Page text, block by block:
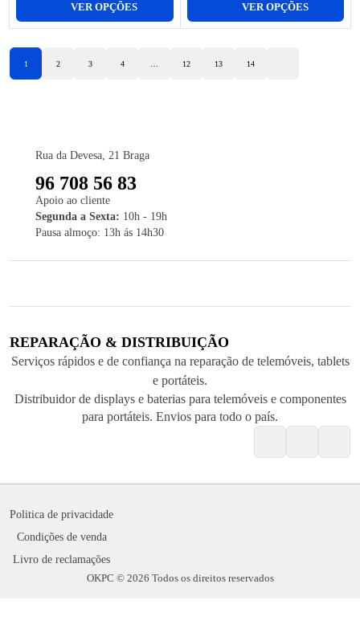
VER OPÇÕES VER OPÇÕES
1 2 3 4 12 13 14
Rua da Devesa, 21 Braga
96 708 56 83
Apoio ao cliente
Segunda a Sexta: 10h - 19h
Pausa almoço: 13h ás 14h30
REPARAÇÃO & DISTRIBUIÇÃO
Serviços rápidos e de confiança na reparação de telemóveis, tablets
e portáteis.
Distribuidor de displays e baterias para telemóveis e componentes
para portáteis. Envios para todo o país.
OKPC © 2026 Todos os direitos reservados
Politica de privacidade
Condições de venda
Livro de reclamações